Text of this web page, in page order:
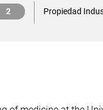
2 Propiedad